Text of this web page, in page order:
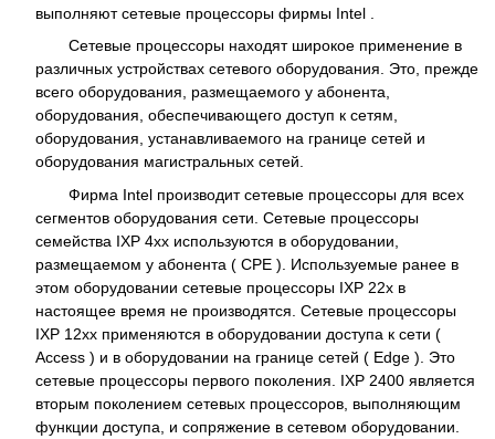
выполняют сетевые процессоры фирмы Intel .
Сетевые процессоры находят широкое применение в
различных устройствах сетевого оборудования. Это, прежде
всего оборудования, размещаемого у абонента,
оборудования, обеспечивающего доступ к сетям,
оборудования, устанавливаемого на границе сетей и
оборудования магистральных сетей.
Фирма Intel производит сетевые процессоры для всех
сегментов оборудования сети. Сетевые процессоры
семейства IXP 4хх используются в оборудовании,
размещаемом у абонента ( CPE ). Используемые ранее в
этом оборудовании сетевые процессоры IXP 22х в
настоящее время не производятся. Сетевые процессоры
IXP 12хх применяются в оборудовании доступа к сети (
Access ) и в оборудовании на границе сетей ( Edge ). Это
сетевые процессоры первого поколения. IXP 2400 является
вторым поколением сетевых процессоров, выполняющим
функции доступа, и сопряжение в сетевом оборудовании.